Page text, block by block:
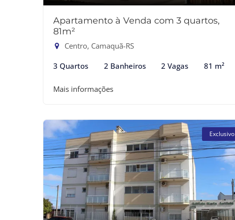
Apartamento à Venda com 3 quartos,
81m²
Centro, Camaquã-RS
3 Quartos 2 Banheiros 2 Vagas 81 m²
Mais informações
Exclusivo